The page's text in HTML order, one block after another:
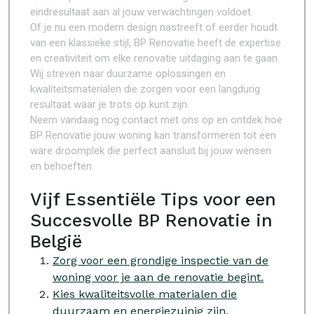
eindresultaat aan al jouw verwachtingen voldoet.
Of je nu een modern design nastreeft of eerder houdt
van een klassieke stijl, BP Renovatie heeft de expertise
en creativiteit om elke renovatie uitdaging aan te gaan.
Wij streven naar duurzame oplossingen en
kwaliteitsmaterialen die zorgen voor een langdurig
resultaat waar je trots op kunt zijn.
Neem vandaag nog contact met ons op en ontdek hoe
BP Renovatie jouw woning kan transformeren tot een
ware droomplek die perfect aansluit bij jouw wensen
en behoeften.
Vijf Essentiële Tips voor een
Succesvolle BP Renovatie in
België
Zorg voor een grondige inspectie van de
woning voor je aan de renovatie begint.
Kies kwaliteitsvolle materialen die
duurzaam en energiezuinig zijn.